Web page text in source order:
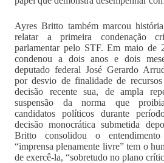
Ayres Britto também marcou
relatar a primeira condenação
parlamentar pelo STF. Em maio de
condenou a dois anos e dois
deputado federal José Gerardo
por desvio de finalidade de
decisão recente sua, de ampla
suspensão da norma que
candidatos políticos durante
decisão monocrática submetida
Britto consolidou o
“imprensa plenamente livre” tem o
de exercê-la, “sobretudo no plano